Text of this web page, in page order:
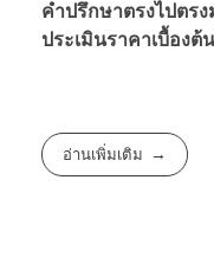
คำปรึกษาตรงไปตร
ประเมินราคาเบื้องต้
อ่านเพิ่มเติม